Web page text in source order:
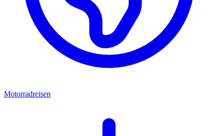
Motorradreisen